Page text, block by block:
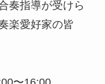
奏指導が受けら
楽愛好家の皆